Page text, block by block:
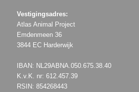
Vestigingsadres:
Atlas Animal Project
Emdenmeen 36
3844 EC Harderwijk
IBAN: NL29ABNA.050.675.38.40
K.v.K. nr: 612.457.39
RSIN: 854268443